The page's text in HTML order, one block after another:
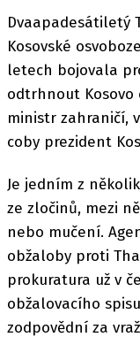
Dvaapadesátiletý
Kosovské
letech bojovala
odtrhnout Kosovo
ministr zahraničí,
coby prezident
Je jedním z
ze zločinů, mezi
nebo mučení.
obžaloby proti
prokuratura už v
obžalovacího
zodpovědní za